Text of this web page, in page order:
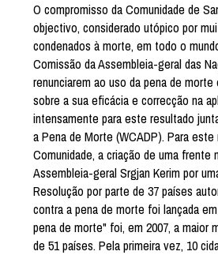
O compromisso da Comunidade de
objectivo, considerado utópico por
condenados à morte, em todo o
Comissão da Assembleia-geral das
renunciarem ao uso da pena de
sobre a sua eficácia e correcção na
intensamente para este resultado
a Pena de Morte (WCADP). Para
Comunidade, a criação de uma
Assembleia-geral Srgjan Kerim por
Resolução por parte de 37 países
contra a pena de morte foi lançada
pena de morte" foi, em 2007, a maior
de 51 países. Pela primeira vez, 10